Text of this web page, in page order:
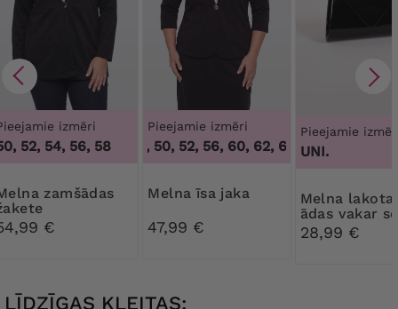
izmēri
52, 54, 56, 58
€
Pieejamie izmēri
46, 48, 50, 52, 56, 60, 62, 64 46, 48, 50,
Melna īsa jaka
47,99 €
Pieejamie
UNI.
Melna lakotas
ādas vakar
28,99 €
LĪDZĪGAS KLEITAS: